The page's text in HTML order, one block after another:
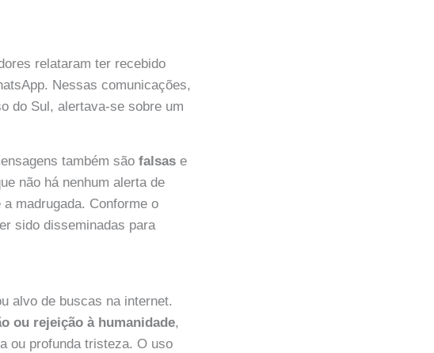
relataram ter recebido
Nessas comunicações,
do Sul, alertava-se sobre um
também sãofalsas e
não há nenhum alerta de
madrugada. Conforme o
sido disseminadas para
alvo de buscas na internet.
ou rejeição à humanidade,
ou profunda tristeza. O uso